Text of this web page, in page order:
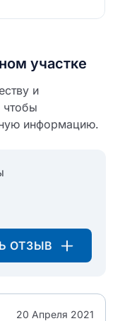
участке
и
чтобы
информацию.
ОТЗЫВ
20 Апреля 2021